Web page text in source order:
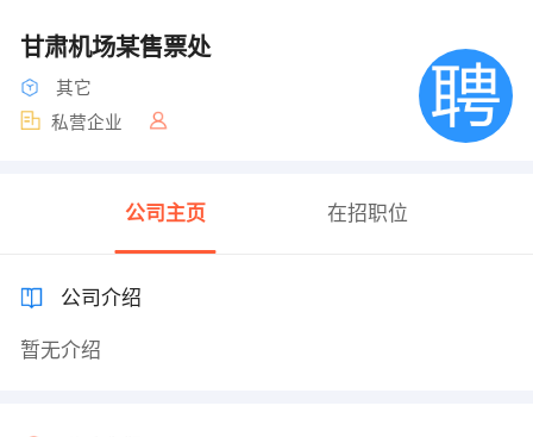
甘肃机场某售票处
其它
私营企业
公司主页 在招职位
公司介绍
暂无介绍